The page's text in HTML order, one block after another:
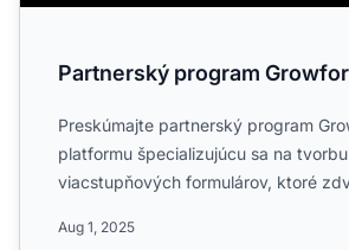
Partnerský program
Preskúmajte partnerský program
platformu špecializujúcu sa na tvorbu
viacstupňových formulárov, ktoré
Aug 1, 2025